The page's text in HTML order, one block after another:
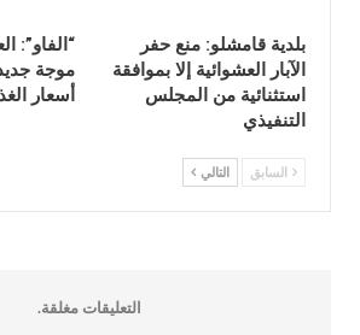
بلدية قامشلو: منع حفر
الآبار العشوائية إلا بموافقة
استثنائية من المجلس
التنفيذي
“الفاو”:
موجة
أسعار
السابق التالي
التعليقات مغلقة.